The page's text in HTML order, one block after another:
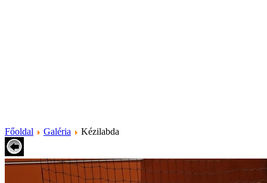
Főoldal Galéria Kézilabda